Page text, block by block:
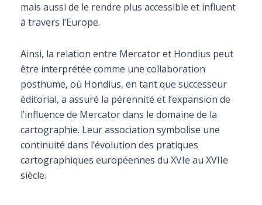
mais aussi de le rendre plus accessible et influent
à travers l’Europe.
Ainsi, la relation entre Mercator et Hondius peut
être interprétée comme une collaboration
posthume, où Hondius, en tant que successeur
éditorial, a assuré la pérennité et l’expansion de
l’influence de Mercator dans le domaine de la
cartographie. Leur association symbolise une
continuité dans l’évolution des pratiques
cartographiques européennes du XVIe au XVIIe
siècle.